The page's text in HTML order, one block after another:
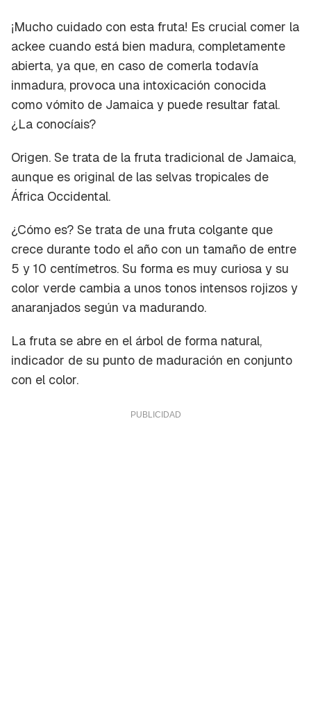
¡Mucho cuidado con esta fruta! Es crucial comer la
ackee cuando está bien madura, completamente
abierta, ya que, en caso de comerla todavía
inmadura, provoca una intoxicación conocida
como vómito de Jamaica y puede resultar fatal.
¿La conocíais?
Origen. Se trata de la fruta tradicional de Jamaica,
aunque es original de las selvas tropicales de
África Occidental.
¿Cómo es? Se trata de una fruta colgante que
crece durante todo el año con un tamaño de entre
5 y 10 centímetros. Su forma es muy curiosa y su
color verde cambia a unos tonos intensos rojizos y
anaranjados según va madurando.
La fruta se abre en el árbol de forma natural,
indicador de su punto de maduración en conjunto
con el color.